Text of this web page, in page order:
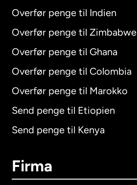
Overfør penge til Indien
Overfør penge til Zimbabwe
Overfør penge til Ghana
Overfør penge til Colombia
Overfør penge til Marokko
Send penge til Etiopien
Send penge til Kenya
Firma